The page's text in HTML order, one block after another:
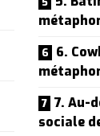
6.
7. Au-
sociale